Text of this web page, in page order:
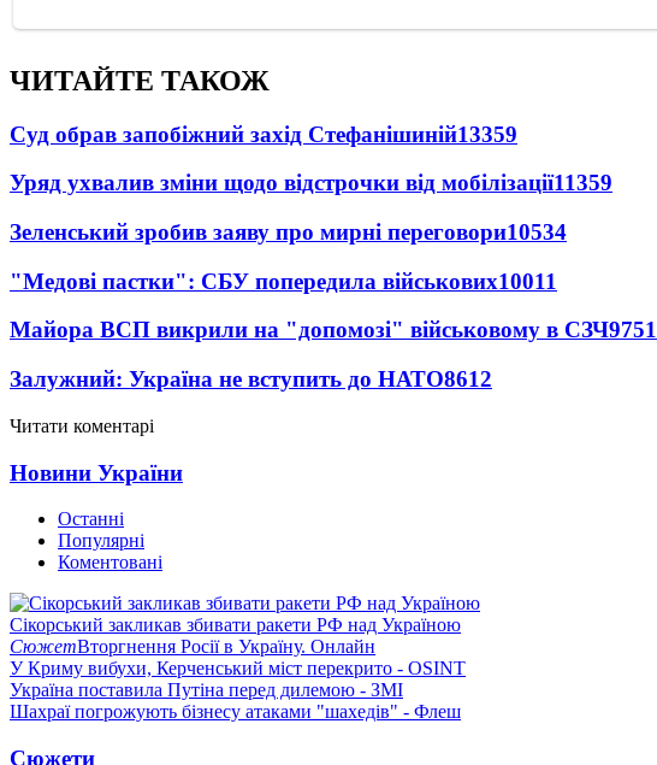
ЧИТАЙТЕ ТАКОЖ
Суд обрав запобіжний захід Стефанішиній13359
Уряд ухвалив зміни щодо відстрочки від мобілізації11359
Зеленський зробив заяву про мирні переговори10534
"Медові пастки": СБУ попередила військових10011
Майора ВСП викрили на "допомозі" військовому в СЗЧ9751
Залужний: Україна не вступить до НАТО8612
Читати коментарі
Новини України
Останні
Популярні
Коментовані
Сікорський закликав збивати ракети РФ над Україною
СюжетВторгнення Росії в Україну. Онлайн
У Криму вибухи, Керченський міст перекрито - OSINT
Україна поставила Путіна перед дилемою - ЗМІ
Шахраї погрожують бізнесу атаками "шахедів" - Флеш
Сюжети